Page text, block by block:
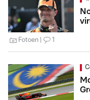
Fotoen 1